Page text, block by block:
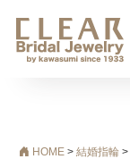
メインナビゲーション
HOME> 結婚指輪 >